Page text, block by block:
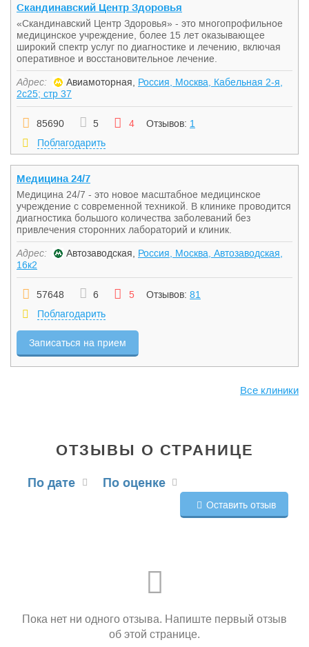
Скандинавский Центр Здоровья
«Скандинавский Центр Здоровья» - это многопрофильное
медицинское учреждение, более 15 лет оказывающее
широкий спектр услуг по диагностике и лечению, включая
оперативное и восстановительное лечение.
Адрес: Авиамоторная, Россия, Москва, Кабельная 2-я,
2с25; стр 37
85690 5 4 Отзывов: 1
Поблагодарить
Медицина 24/7
Медицина 24/7 - это новое масштабное медицинское
учреждение с современной техникой. В клинике проводится
диагностика большого количества заболеваний без
привлечения сторонних лабораторий и клиник.
Адрес: Автозаводская, Россия, Москва, Автозаводская,
16к2
57648 6 5 Отзывов: 81
Поблагодарить
Записаться на прием
Все клиники
ОТЗЫВЫ О СТРАНИЦЕ
По дате По оценке
Оставить отзыв
Пока нет ни одного отзыва. Напиште первый отзыв
об этой странице.